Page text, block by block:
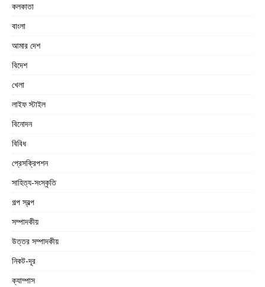
কলকাতা
বাংলা
আমার দেশ
বিদেশ
খেলা
লাইফ স্টাইল
বিনোদন
বিবিধ
প্রেসক্রিপশন
সাহিত্য-সংস্কৃতি
গল্প স্বল্প
সম্পাদকীয়
উত্তর সম্পাদকীয়
নিকট-দূর
ক্যাম্পাস